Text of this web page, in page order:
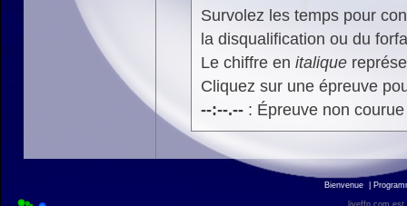
Survolez les temps pour
la disqualification ou du
Le chiffre en italique
Cliquez sur une épreuve
--:--.--: Épreuve non
Bienvenue
liveffn.com est